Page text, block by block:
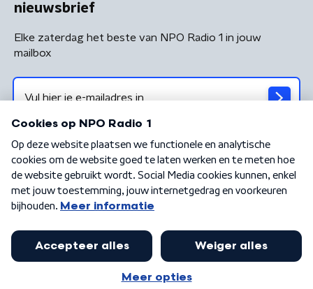
nieuwsbrief
Elke zaterdag het beste van NPO Radio 1 in jouw
mailbox
Algemene voorwaarden